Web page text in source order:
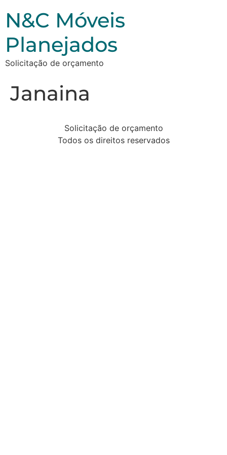
N&C Móveis
Planejados
Solicitação de orçamento
Janaina
Solicitação de orçamento
Todos os direitos reservados